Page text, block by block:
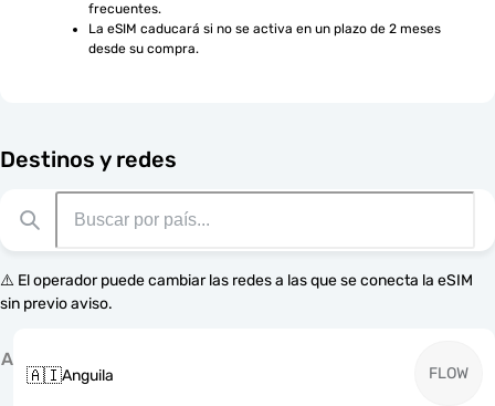
frecuentes.
La eSIM caducará si no se activa en un plazo de 2 meses
desde su compra.
Destinos y redes
⚠️ El operador puede cambiar las redes a las que se conecta la eSIM
sin previo aviso.
A
🇦🇮Anguila FLOW